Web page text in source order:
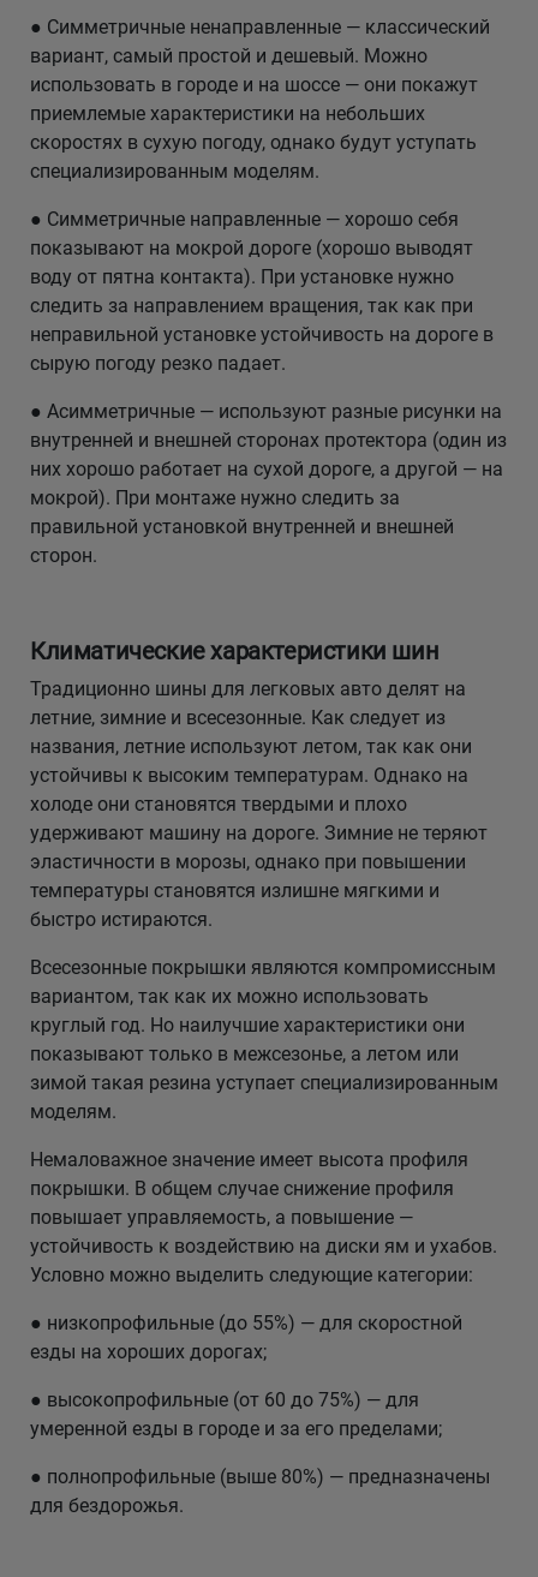
● Симметричные ненаправленные — классический
вариант, самый простой и дешевый. Можно
использовать в городе и на шоссе — они покажут
приемлемые характеристики на небольших
скоростях в сухую погоду, однако будут уступать
специализированным моделям.
● Симметричные направленные — хорошо себя
показывают на мокрой дороге (хорошо выводят
воду от пятна контакта). При установке нужно
следить за направлением вращения, так как при
неправильной установке устойчивость на дороге в
сырую погоду резко падает.
● Асимметричные — используют разные рисунки на
внутренней и внешней сторонах протектора (один из
них хорошо работает на сухой дороге, а другой — на
мокрой). При монтаже нужно следить за
правильной установкой внутренней и внешней
сторон.
Климатические характеристики шин
Традиционно шины для легковых авто делят на
летние, зимние и всесезонные. Как следует из
названия, летние используют летом, так как они
устойчивы к высоким температурам. Однако на
холоде они становятся твердыми и плохо
удерживают машину на дороге. Зимние не теряют
эластичности в морозы, однако при повышении
температуры становятся излишне мягкими и
быстро истираются.
Всесезонные покрышки являются компромиссным
вариантом, так как их можно использовать
круглый год. Но наилучшие характеристики они
показывают только в межсезонье, а летом или
зимой такая резина уступает специализированным
моделям.
Немаловажное значение имеет высота профиля
покрышки. В общем случае снижение профиля
повышает управляемость, а повышение —
устойчивость к воздействию на диски ям и ухабов.
Условно можно выделить следующие категории:
● низкопрофильные (до 55%) — для скоростной
езды на хороших дорогах;
● высокопрофильные (от 60 до 75%) — для
умеренной езды в городе и за его пределами;
● полнопрофильные (выше 80%) — предназначены
для бездорожья.